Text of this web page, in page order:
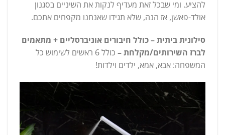
להציע. ומי שבכל זאת מעדיף לנקות את השיניים בסגנון
אולד-פאשן, אז הנה, שלא תגידו שאנחנו מקפחים אתכם.
סילונית ביתית – כולל חיבורים אוניברסליים + מתאמים
לברז השירותים/מקלחת –
כולל 6 ראשים לשימוש כל
המשפחה: אבא, אמא, ילדים וילדות!